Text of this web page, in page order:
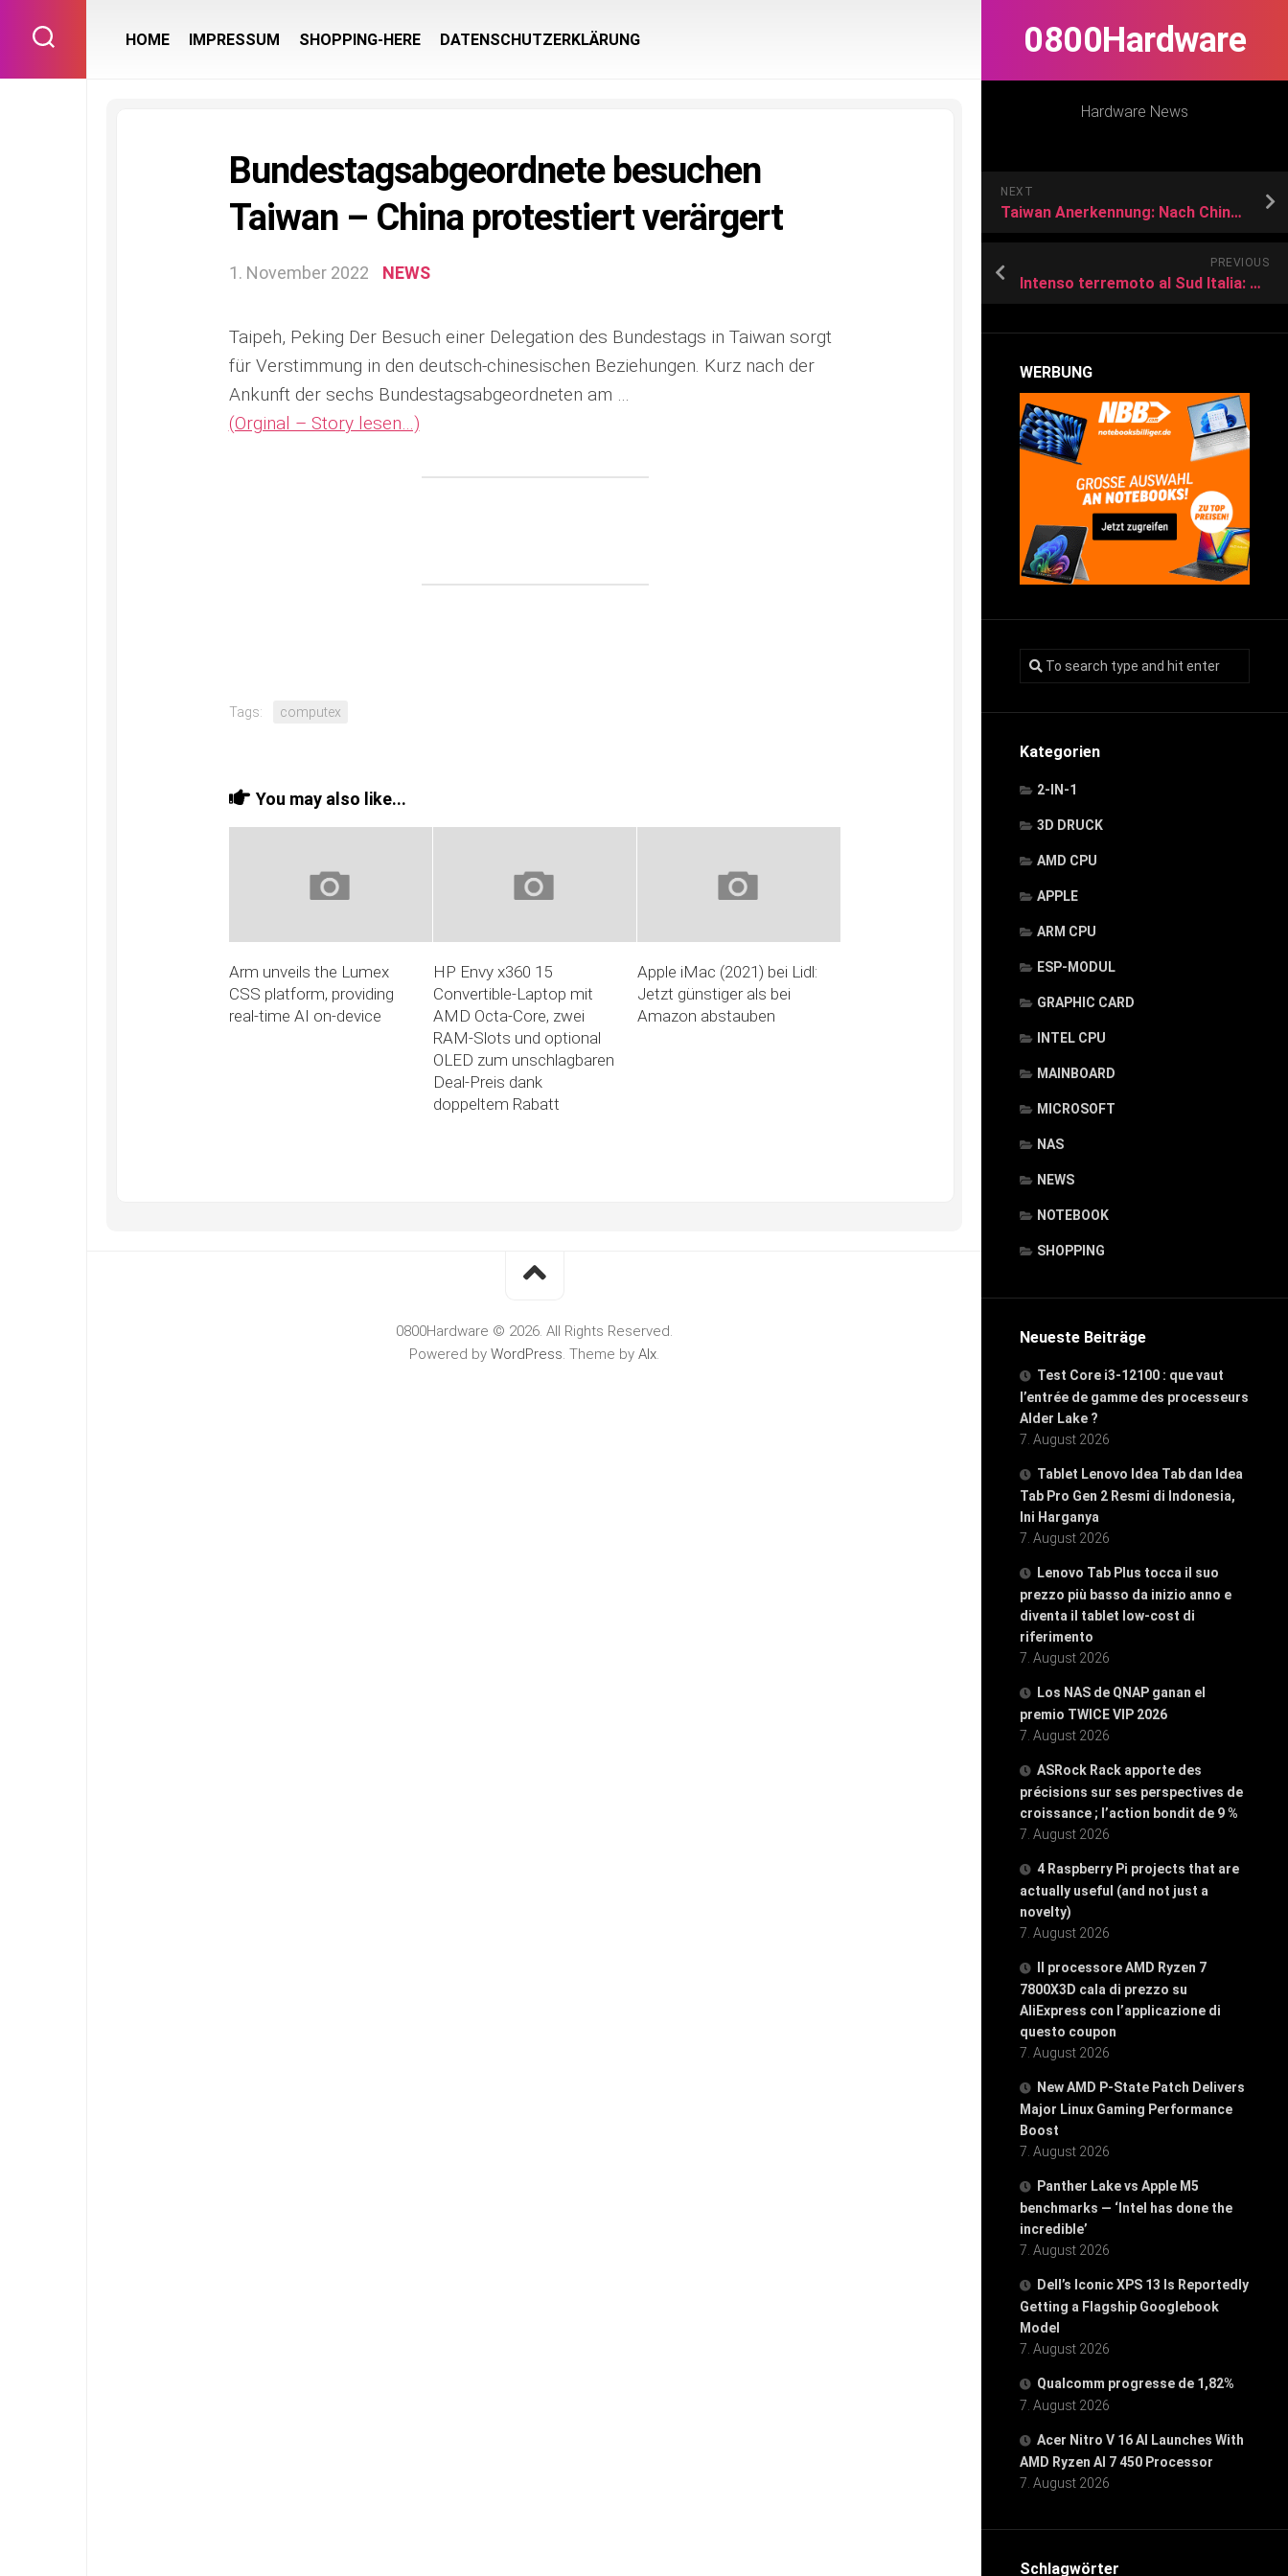
content
0800Hardware
Hardware News
NEXT
Taiwan Anerkennung: Nach Chinas Drohung – Welche Länder Taiwan anerkennen
PREVIOUS
Intenso terremoto al Sud Italia: magnitudo superiore a 5 ma ipocentro profondo
WERBUNG
Kategorien
2-IN-1
3D DRUCK
AMD CPU
APPLE
ARM CPU
ESP-MODUL
GRAPHIC CARD
INTEL CPU
MAINBOARD
MICROSOFT
NAS
NEWS
NOTEBOOK
SHOPPING
Neueste Beiträge
Test Core i3-12100 : que vaut
l’entrée de gamme des processeurs
Alder Lake ?
7. August 2026
Tablet Lenovo Idea Tab dan Idea
Tab Pro Gen 2 Resmi di Indonesia,
Ini Harganya
7. August 2026
Lenovo Tab Plus tocca il suo
prezzo più basso da inizio anno e
diventa il tablet low-cost di
riferimento
7. August 2026
Los NAS de QNAP ganan el
premio TWICE VIP 2026
7. August 2026
ASRock Rack apporte des
précisions sur ses perspectives de
croissance ; l’action bondit de 9 %
7. August 2026
4 Raspberry Pi projects that are
actually useful (and not just a
novelty)
7. August 2026
Il processore AMD Ryzen 7
7800X3D cala di prezzo su
AliExpress con l’applicazione di
questo coupon
7. August 2026
New AMD P-State Patch Delivers
Major Linux Gaming Performance
Boost
7. August 2026
Panther Lake vs Apple M5
benchmarks — ‘Intel has done the
incredible’
7. August 2026
Dell’s Iconic XPS 13 Is Reportedly
Getting a Flagship Googlebook
Model
7. August 2026
Qualcomm progresse de 1,82%
7. August 2026
Acer Nitro V 16 AI Launches With
AMD Ryzen AI 7 450 Processor
7. August 2026
Schlagwörter
HOME IMPRESSUM SHOPPING-HERE DATENSCHUTZERKLÄRUNG
Bundestagsabgeordnete besuchen
Taiwan – China protestiert verärgert
1. November 2022 NEWS
Taipeh, Peking Der Besuch einer Delegation des Bundestags in Taiwan sorgt
für Verstimmung in den deutsch-chinesischen Beziehungen. Kurz nach der
Ankunft der sechs Bundestagsabgeordneten am …
(Orginal – Story lesen…)
Tags: computex
You may also like...
Arm unveils the Lumex
CSS platform, providing
real-time AI on-device
HP Envy x360 15
Convertible-Laptop mit
AMD Octa-Core, zwei
RAM-Slots und optional
OLED zum unschlagbaren
Deal-Preis dank
doppeltem Rabatt
Apple iMac (2021) bei Lidl:
Jetzt günstiger als bei
Amazon abstauben
0800Hardware © 2026. All Rights Reserved.
Powered by WordPress. Theme by Alx.